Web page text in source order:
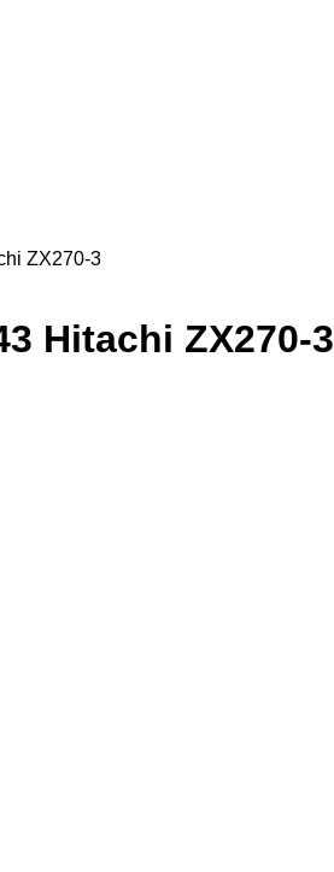
ZX270-3
Hitachi ZX270-3